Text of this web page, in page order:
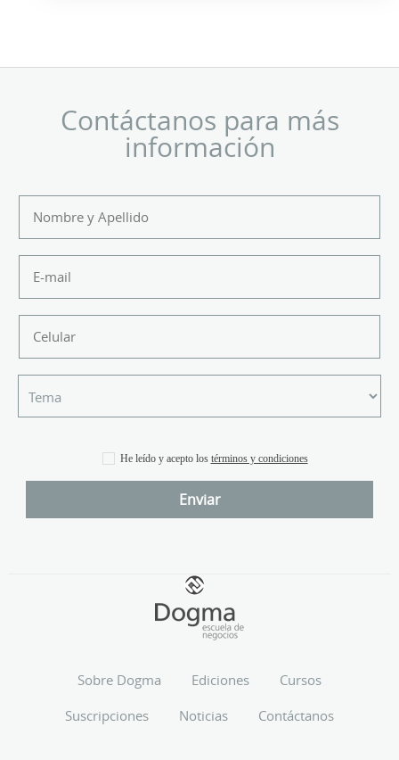
Contáctanos para más
información
He leído y acepto los términos y condiciones
Sobre Dogma Ediciones
Cursos
Suscripciones
Noticias Contáctanos